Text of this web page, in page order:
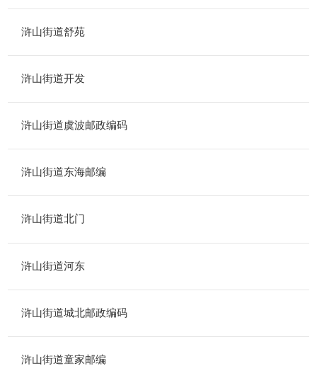
浒山街道舒苑
浒山街道开发
浒山街道虞波邮政编码
浒山街道东海邮编
浒山街道北门
浒山街道河东
浒山街道城北邮政编码
浒山街道童家邮编